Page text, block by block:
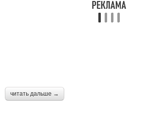
читать дальше →